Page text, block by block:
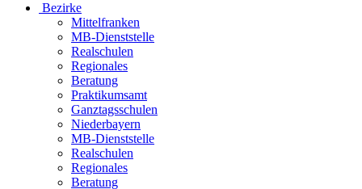
Bezirke
Mittelfranken
MB-Dienststelle
Realschulen
Regionales
Beratung
Praktikumsamt
Ganztagsschulen
Niederbayern
MB-Dienststelle
Realschulen
Regionales
Beratung